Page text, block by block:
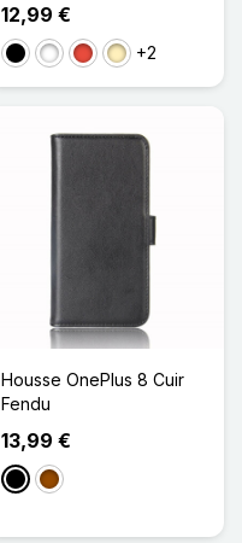
12,99 €
NoirBlancRougeDoré+2
Housse OnePlus 8 Cuir
Fendu
13,99 €
NoirMarron